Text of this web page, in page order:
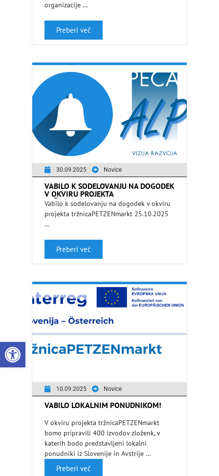
Open toolbar
organizacije …
Preberi več
30.09.2025 Novice
VABILO K SODELOVANJU NA DOGODEK
V OKVIRU PROJEKTA
TRŽNICAPETZENMARKT 25.10.2025 –
LOKALNI PONUDNIKI
Vabilo k sodelovanju na dogodek v okviru
projekta tržnicaPETZENmarkt 25.10.2025
…
Preberi več
10.09.2025 Novice
VABILO LOKALNIM PONUDNIKOM!
V okviru projekta tržnicaPETZENmarkt
bomo pripravili 400 izvodov zloženk, v
katerih bodo predstavljeni lokalni
ponudniki iz Slovenije in Avstrije …
Preberi več